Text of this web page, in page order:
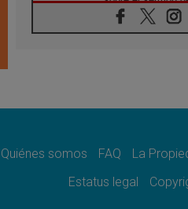
08.08.2026
En Colombia, «la
08.08.2026
08.08.2026
del Buen Consejo
Quiénes somos FAQ La
Estatus legal